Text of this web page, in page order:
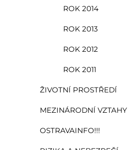
ROK 2014
ROK 2013
ROK 2012
ROK 2011
ŽIVOTNÍ PROSTŘEDÍ
MEZINÁRODNÍ VZTAHY
OSTRAVAINFO!!!